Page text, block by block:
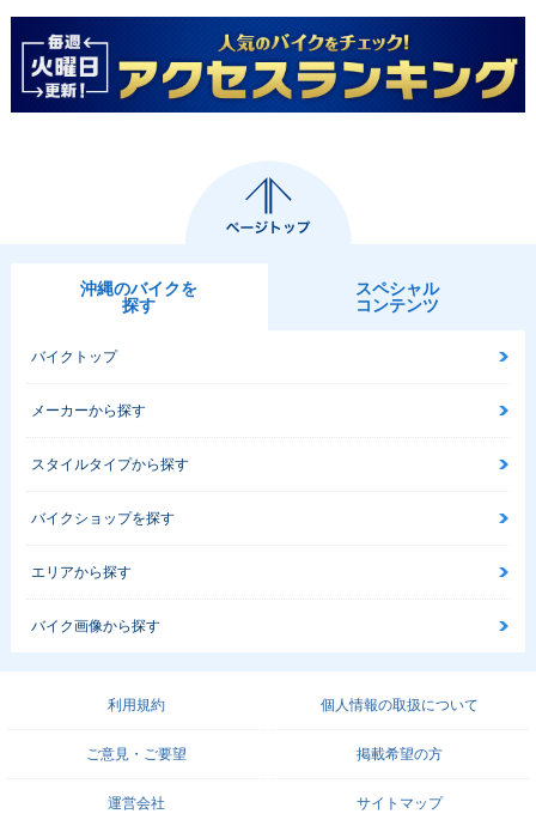
沖縄のバイクを
探す
スペシャル
コンテンツ
バイクトップ
メーカーから探す
スタイルタイプから探す
バイクショップを探す
エリアから探す
バイク画像から探す
利用規約 個人情報の取扱について
ご意見・ご要望 掲載希望の方
運営会社 サイトマップ